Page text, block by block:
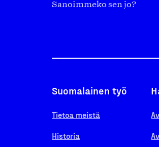
Sanoimmeko sen jo?
Suomalainen työ
Tietoa meistä
Historia